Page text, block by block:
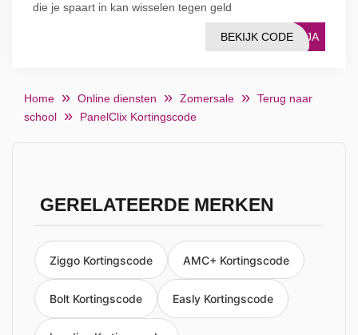
die je spaart in kan wisselen tegen geld
HKJA
BEKIJK CODE
Home Online diensten Zomersale
Terug naar
school
PanelClix Kortingscode
GERELATEERDE MERKEN
Ziggo Kortingscode AMC+ Kortingscode
Bolt Kortingscode Easly Kortingscode